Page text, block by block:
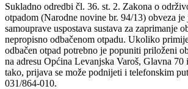
Sukladno odredbi čl. 36. st. 2. Zakona o
otpadom (Narodne novine br. 94/13) obveza
samouprave uspostava sustava za zaprimanje
nepropisno odbačenom otpadu. Ukoliko
odbačen otpad potrebno je popuniti priloženi
na adresu Općina Levanjska Varoš, Glavna 70
tako, prijava se može podnijeti i telefonskim
031/864-010.